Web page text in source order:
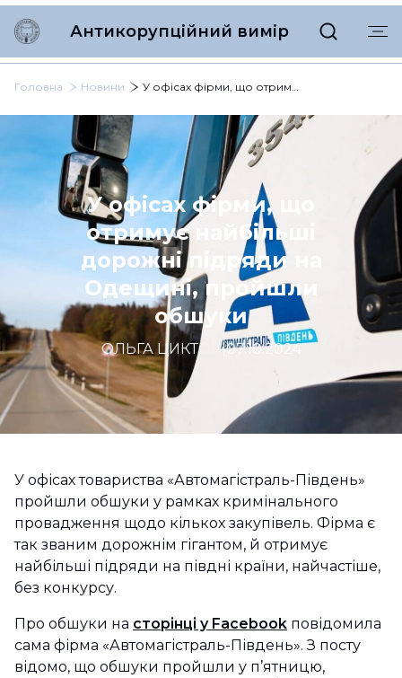
Антикорупційний вимір
Головна Новини У офісах фірми, що отримує найбільші дорожні підряди на Одещині, пройшли обшуки
У офісах фірми, що
отримує найбільші
дорожні підряди на
Одещині, пройшли
обшуки
ОЛЬГА ЦИКТОР|07.10.2024
У офісах товариства «Автомагістраль-Південь»
пройшли обшуки у рамках кримінального
провадження щодо кількох закупівель. Фірма є
так званим дорожнім гігантом, й отримує
найбільші підряди на півдні країни, найчастіше,
без конкурсу.
Про обшуки на сторінці у Facebook повідомила
сама фірма «Автомагістраль-Південь». З посту
відомо, що обшуки пройшли у п’ятницю,